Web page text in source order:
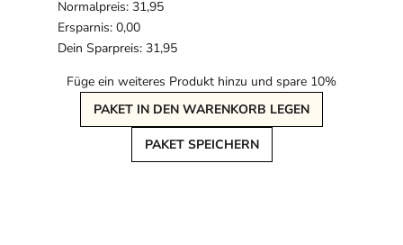
Normalpreis: 31,95
Ersparnis: 0,00
Dein Sparpreis: 31,95
Füge ein weiteres Produkt hinzu und spare 10%
PAKET IN DEN WARENKORB LEGEN
PAKET SPEICHERN